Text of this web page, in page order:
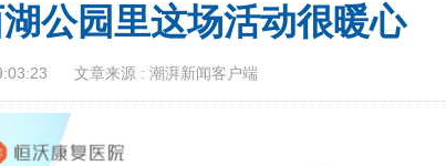
公园里这场活动很暖心
文章来源 : 潮湃新闻客户端